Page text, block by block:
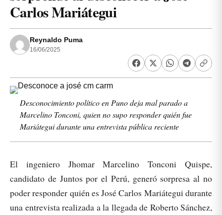
Carlos Mariátegui
Reynaldo Puma
16/06/2025
Desconocimiento político en Puno deja mal parado a
Marcelino Tonconi, quien no supo responder quién fue
Mariátegui durante una entrevista pública reciente
El ingeniero Jhomar Marcelino Tonconi Quispe,
candidato de Juntos por el Perú, generó sorpresa al no
poder responder quién es José Carlos Mariátegui durante
una entrevista realizada a la llegada de Roberto Sánchez,